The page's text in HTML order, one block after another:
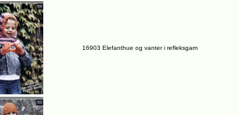
16903 Elefanthue og vanter i refleksgarn